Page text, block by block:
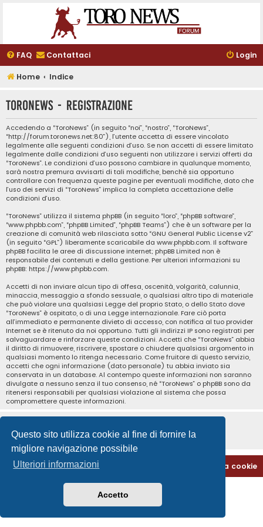
Questo sito utilizza cookie al fine di fornire la
migliore navigazione possibile
Ulteriori informazioni
Accetto
FAQ Contattaci Login
Home Indice
ToroNews - Registrazione
Accedendo a “ToroNews” (in seguito “noi”, “nostro”, “ToroNews”,
“http://forum.toronews.net:80”), l’utente accetta di essere vincolato
legalmente alle seguenti condizioni d’uso. Se non accetti di essere limitato
legalmente dalle condizioni d’uso seguenti non utilizzare i servizi offerti da
“ToroNews”. Le condizioni d’uso possono cambiare in qualunque momento,
sarà nostra premura avvisarti di tali modifiche, benché sia opportuno
controllare con frequenza queste pagine per eventuali modifiche, dato che
l’uso dei servizi di “ToroNews” implica la completa accettazione delle
condizioni d’uso.
“ToroNews” utilizza il sistema phpBB (in seguito “loro”, “phpBB software”,
“www.phpbb.com”, “phpBB Limited”, “phpBB Teams”) che è un software per la
creazione di comunità web rilasciata sotto “GNU General Public License v2”
(in seguito “GPL”) liberamente scaricabile da www.phpbb.com. Il software
phpBB facilita le aree di discussione internet; phpBB Limited non è
responsabile dei contenuti e della gestione. Per ulteriori informazioni su
phpBB: https://www.phpbb.com.
Accetti di non inviare alcun tipo di offesa, oscenità, volgarità, calunnia,
minaccia, messaggio a sfondo sessuale, o qualsiasi altro tipo di materiale
che può violare una qualsiasi Legge del proprio Stato, o dello Stato dove
“ToroNews” è ospitato, o di una Legge internazionale. Fare ciò porta
all’immediato e permanente divieto di accesso, con notifica al tuo provider
Internet se è ritenuto da noi opportuno. Tutti gli indirizzi IP sono registrati per
salvaguardare e rinforzare queste condizioni. Accetti che “ToroNews” abbia
il diritto di rimuovere, riscrivere, spostare o chiudere qualsiasi argomento in
qualsiasi momento lo ritenga necessario. Come fruitore di questo servizio,
accetti che ogni informazione (dato personale) tu abbia inviato sia
conservata in un database. Al contempo queste informazioni non saranno
divulgate a nessuno senza il tuo consenso, né “ToroNews” o phpBB sono da
ritenersi responsabili per qualsiasi violazione al sistema che possa
compromettere queste informazioni.
Home Indice Cancella cookie